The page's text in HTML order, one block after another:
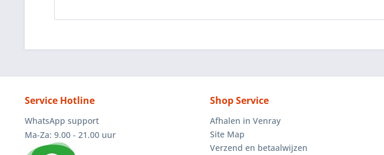
Service Hotline
WhatsApp support
Ma-Za: 9.00 - 21.00 uur
Shop Service
Afhalen in Venray
Site Map
Verzend en betaalwijzen